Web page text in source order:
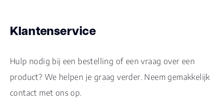
Klantenservice
Hulp nodig bij een bestelling of een vraag over een
product? We helpen je graag verder. Neem gemakkelijk
contact met ons op.